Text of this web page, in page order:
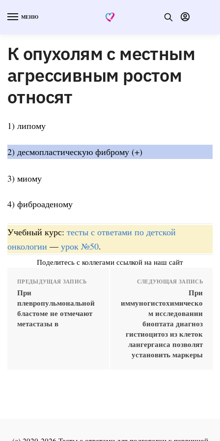
МЕНЮ
К опухолям с местным
агрессивным ростом
относят
1) липому
2) десмопластическую фиброму (+)
3) миому
4) фиброаденому
Учебный курс: тесты с ответами по детской
онкологии — урок №50.
Поделитесь с коллегами ссылкой на наш сайт
ПРЕДЫДУЩАЯ ЗАПИСЬ
При
плевропульмональной
бластоме не отмечают
метастазы в
СЛЕДУЮЩАЯ ЗАПИСЬ
При
иммуногистохимическо
м исследовании
биоптата диагноз
гистиоцитоз из клеток
лангерганса позволят
установить маркеры